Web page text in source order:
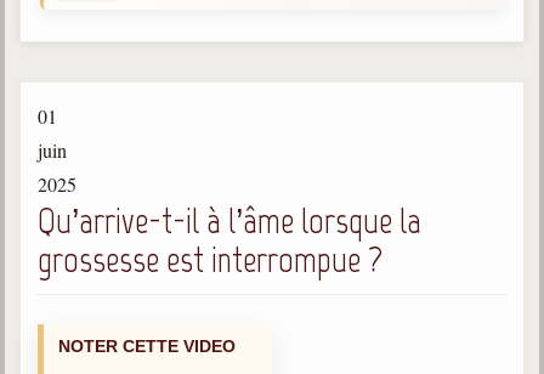
1910-2002
1927-2025
Bibliothèque
01
juin
2025
Qu’arrive-t-il à l’âme lorsque la
grossesse est interrompue ?
NOTER CETTE VIDEO